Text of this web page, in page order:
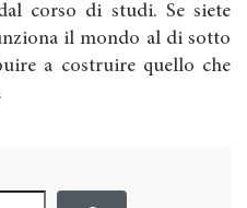
corso di studi. Se siete
il mondo al di sotto
a costruire quello che